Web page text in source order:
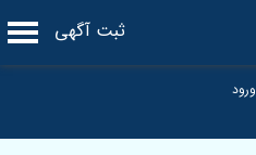
ثبت آگهی